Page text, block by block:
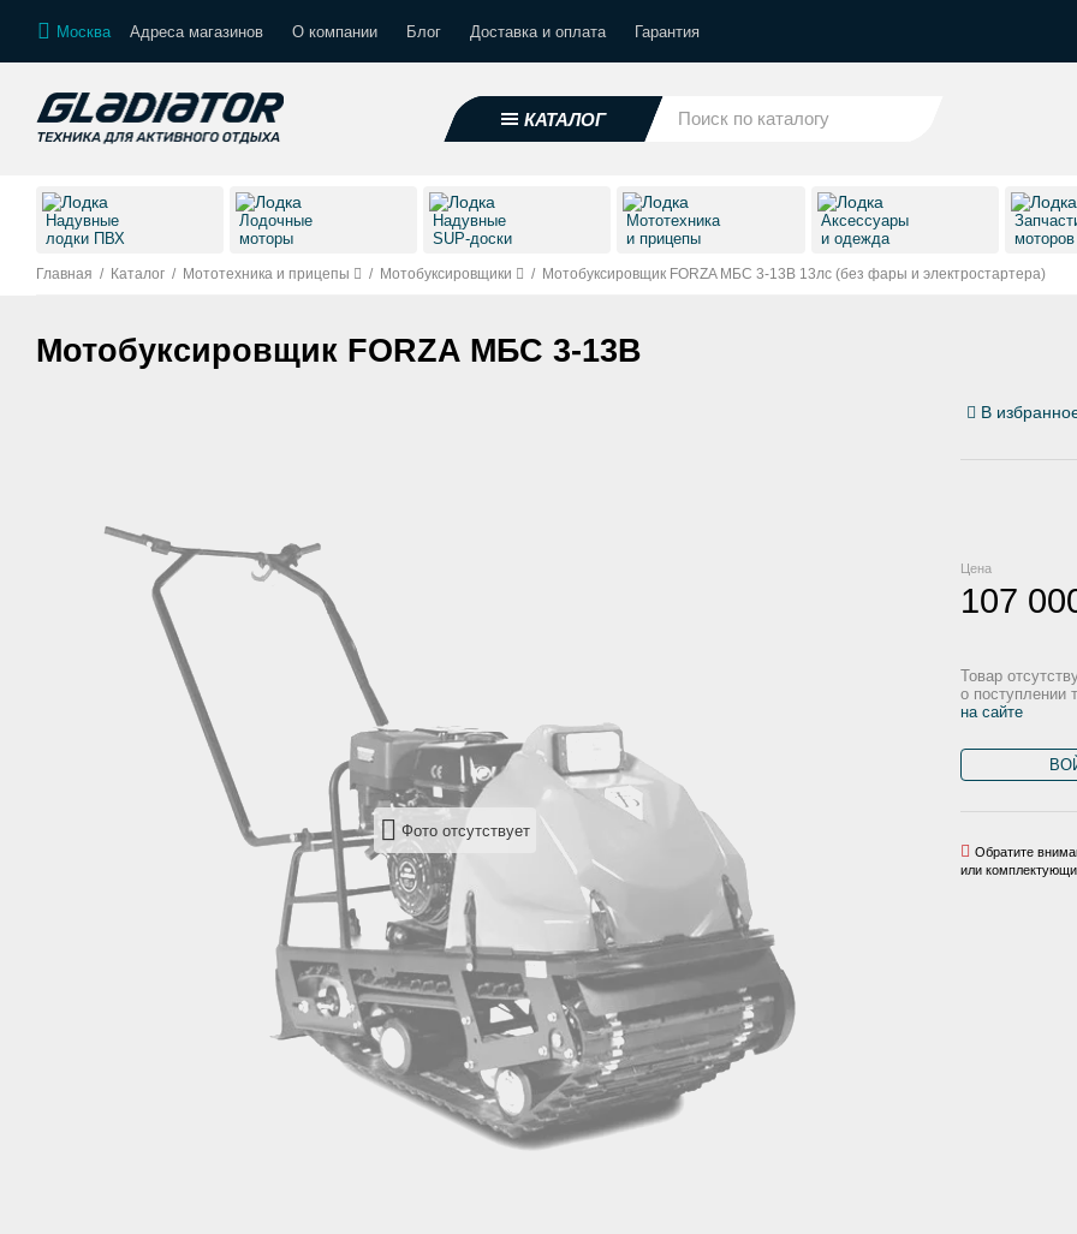
Москва Адреса магазинов О компании Блог Доставка и оплата Гарантия
КАТАЛОГ
Надувные
лодки ПВХ
Лодочные
моторы
Надувные
SUP-доски
Мототехника
и прицепы
Аксессуары
и одежда
Главная / Каталог / Мототехника и прицепы / Мотобуксировщики / Мотобуксировщик FORZA МБС 3-13В 13лс (без фары и электростартера)
Мотобуксировщик FORZA МБС 3-13В
Фото отсутствует
В
Цена
107
Товар
о поступлении
на сайте
Обратите
или